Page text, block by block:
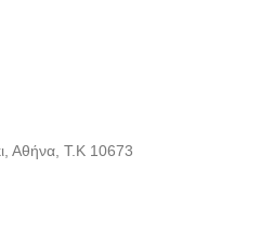
Αθήνα, Τ.Κ 10673